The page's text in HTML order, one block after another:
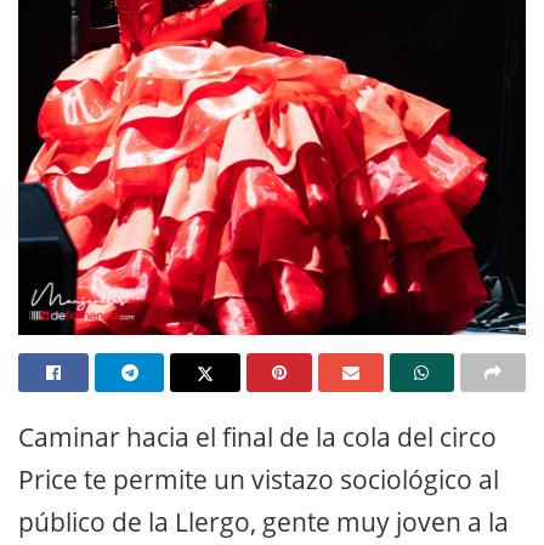
Caminar hacia el final de la cola del circo
Price te permite un vistazo sociológico al
público de la Llergo, gente muy joven a la